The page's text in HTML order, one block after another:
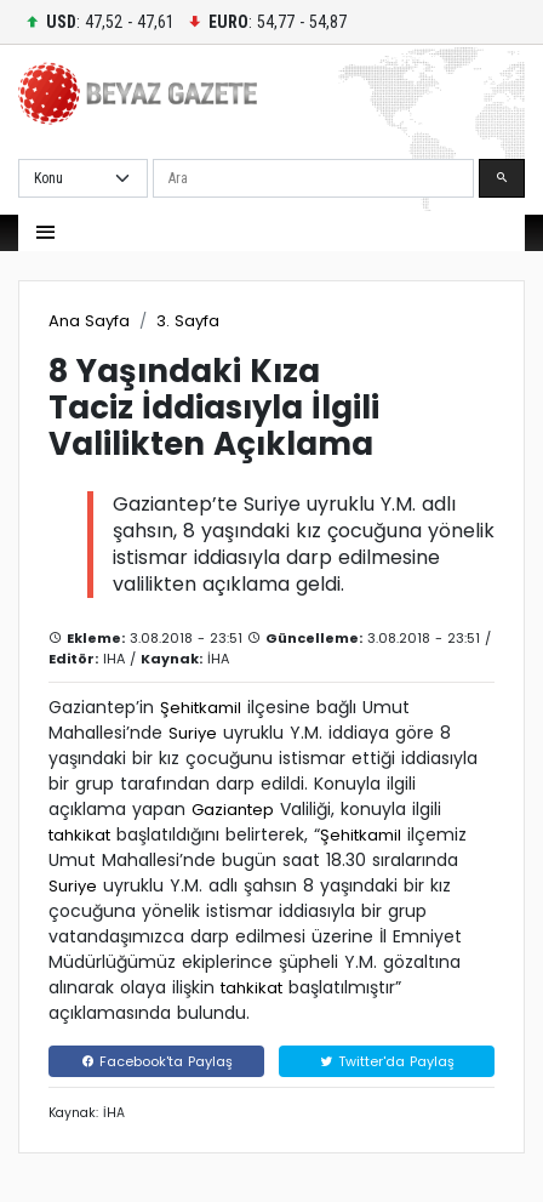
USD: 47,52 - 47,61 EURO: 54,77 - 54,87
Ara
Ana Sayfa 3. Sayfa
8 Yaşındaki Kıza
Taciz İddiasıyla İlgili
Valilikten Açıklama
Gaziantep’te Suriye uyruklu Y.M. adlı
şahsın, 8 yaşındaki kız çocuğuna yönelik
istismar iddiasıyla darp edilmesine
valilikten açıklama geldi.
Ekleme: 3.08.2018 - 23:51 Güncelleme: 3.08.2018 - 23:51 /
Editör: IHA / Kaynak: İHA
Gaziantep’in Şehitkamil ilçesine bağlı Umut
Mahallesi’nde Suriye uyruklu Y.M. iddiaya göre 8
yaşındaki bir kız çocuğunu istismar ettiği iddiasıyla
bir grup tarafından darp edildi. Konuyla ilgili
açıklama yapan Gaziantep Valiliği, konuyla ilgili
tahkikat başlatıldığını belirterek, “Şehitkamil ilçemiz
Umut Mahallesi’nde bugün saat 18.30 sıralarında
Suriye uyruklu Y.M. adlı şahsın 8 yaşındaki bir kız
çocuğuna yönelik istismar iddiasıyla bir grup
vatandaşımızca darp edilmesi üzerine İl Emniyet
Müdürlüğümüz ekiplerince şüpheli Y.M. gözaltına
alınarak olaya ilişkintahkikat başlatılmıştır”
açıklamasında bulundu.
Facebook'ta Paylaş Twitter'da Paylaş
Kaynak: İHA